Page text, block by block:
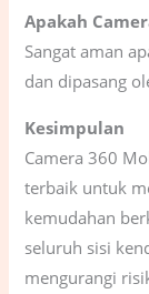
Apakah
Sangat aman
dan dipasang
Kesimpulan
Camera 360
terbaik untuk
kemudahan
seluruh sisi
mengurangi